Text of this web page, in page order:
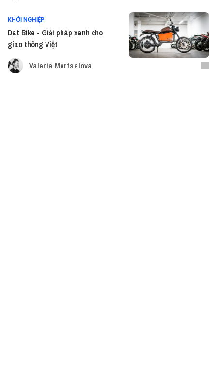
KHỞI NGHIỆP
Dat Bike - Giải pháp xanh cho
giao thông Việt
Valeria Mertsalova